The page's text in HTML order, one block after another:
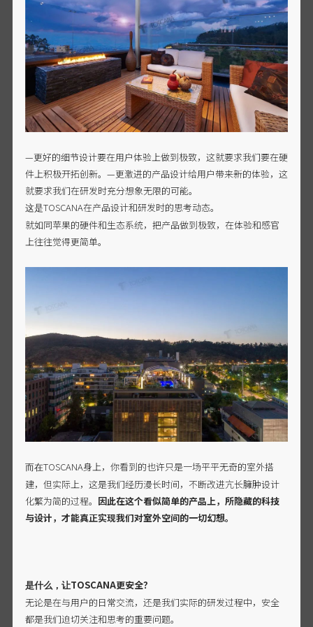
—更好的细节设计要在用户体验上做到极致，这就要求我们要在硬
件上积极开拓创新。—更激进的产品设计给用户带来新的体验，这
就要求我们在研发时充分想象无限的可能。
这是TOSCANA在产品设计和研发时的思考动态。
就如同苹果的硬件和生态系统，把产品做到极致，在体验和感官
上往往觉得更简单。
而在TOSCANA身上，你看到的也许只是一场平平无奇的室外搭
建，但实际上，这是我们经历漫长时间，不断改进亢长臃肿设计
化繁为简的过程。 因此在这个看似简单的产品上，所隐藏的科技
与设计，才能真正实现我们对室外空间的一切幻想。
是什么，让TOSCANA更安全？
无论是在与用户的日常交流，还是我们实际的研发过程中，安全
都是我们迫切关注和思考的重要问题。